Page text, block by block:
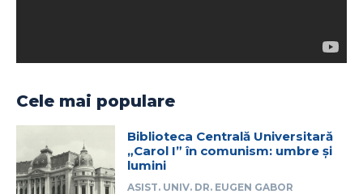
Cele mai populare
Biblioteca Centrală Universitară
„Carol I” în comunism: umbre și
lumini
ASIST. UNIV. DR. EUGEN GABOR